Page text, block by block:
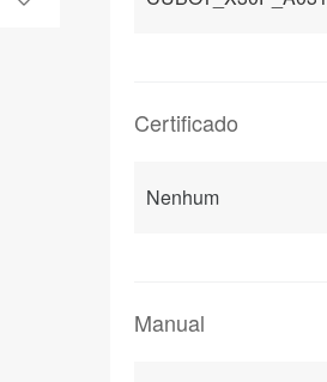
Certificado
Nenhum
Manual